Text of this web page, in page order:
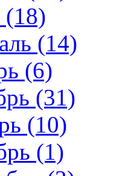
(18)
(14)
(6)
(31)
(10)
(1)